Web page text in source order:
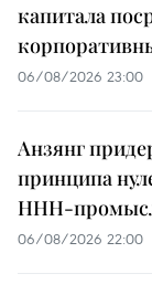
капитала
06/08/2026 23:00
Анзянг
принципа
ННН-
06/08/2026 22:00